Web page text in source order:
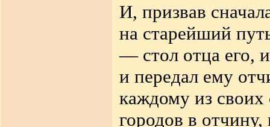
И, призвав
на старейший
— стол отца его,
и передал ему
каждому из своих
городов в